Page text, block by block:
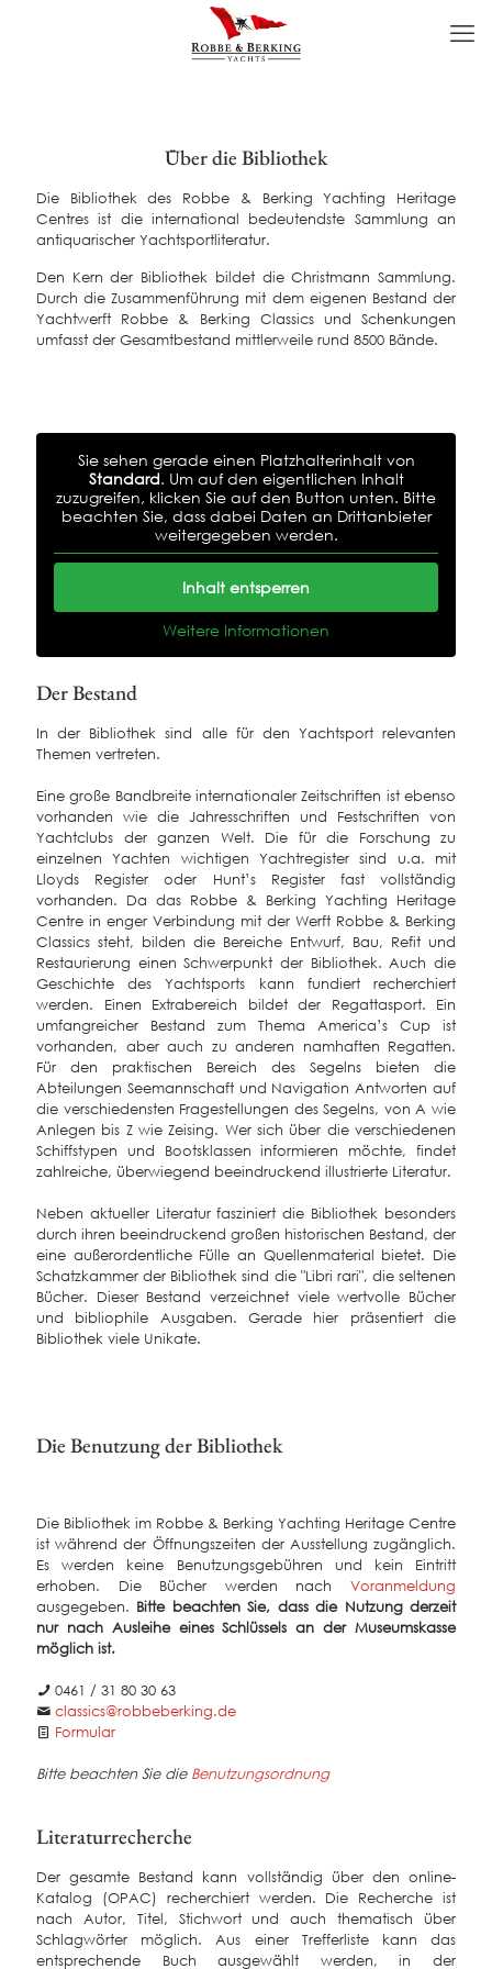
Über die Bibliothek
Die Bibliothek des Robbe & Berking Yachting Heritage
Centres ist die international bedeutendste Sammlung an
antiquarischer Yachtsportliteratur.
Den Kern der Bibliothek bildet die Christmann Sammlung.
Durch die Zusammenführung mit dem eigenen Bestand der
Yachtwerft Robbe & Berking Classics und Schenkungen
umfasst der Gesamtbestand mittlerweile rund 8500 Bände.
Sie sehen gerade einen Platzhalterinhalt von
Standard. Um auf den eigentlichen Inhalt
zuzugreifen, klicken Sie auf den Button unten. Bitte
beachten Sie, dass dabei Daten an Drittanbieter
weitergegeben werden.
Inhalt entsperren
Weitere Informationen
Der Bestand
In der Bibliothek sind alle für den Yachtsport relevanten
Themen vertreten.
Eine große Bandbreite internationaler Zeitschriften ist ebenso
vorhanden wie die Jahresschriften und Festschriften von
Yachtclubs der ganzen Welt. Die für die Forschung zu
einzelnen Yachten wichtigen Yachtregister sind u.a. mit
Lloyds Register oder Hunt’s Register fast vollständig
vorhanden. Da das Robbe & Berking Yachting Heritage
Centre in enger Verbindung mit der Werft Robbe & Berking
Classics steht, bilden die Bereiche Entwurf, Bau, Refit und
Restaurierung einen Schwerpunkt der Bibliothek. Auch die
Geschichte des Yachtsports kann fundiert recherchiert
werden. Einen Extrabereich bildet der Regattasport. Ein
umfangreicher Bestand zum Thema America’s Cup ist
vorhanden, aber auch zu anderen namhaften Regatten.
Für den praktischen Bereich des Segelns bieten die
Abteilungen Seemannschaft und Navigation Antworten auf
die verschiedensten Fragestellungen des Segelns, von A wie
Anlegen bis Z wie Zeising. Wer sich über die verschiedenen
Schiffstypen und Bootsklassen informieren möchte, findet
zahlreiche, überwiegend beeindruckend illustrierte Literatur.
Neben aktueller Literatur fasziniert die Bibliothek besonders
durch ihren beeindruckend großen historischen Bestand, der
eine außerordentliche Fülle an Quellenmaterial bietet. Die
Schatzkammer der Bibliothek sind die "Libri rari", die seltenen
Bücher. Dieser Bestand verzeichnet viele wertvolle Bücher
und bibliophile Ausgaben. Gerade hier präsentiert die
Bibliothek viele Unikate.
Die Benutzung der Bibliothek
Die Bibliothek im Robbe & Berking Yachting Heritage Centre
ist während der Öffnungszeiten der Ausstellung zugänglich.
Es werden keine Benutzungsgebühren und kein Eintritt
erhoben. Die Bücher werden nach Voranmeldung
ausgegeben. Bitte beachten Sie, dass die Nutzung derzeit
nur nach Ausleihe eines Schlüssels an der Museumskasse
möglich ist.
0461 / 31 80 30 63
classics@robbeberking.de
Formular
Bitte beachten Sie die Benutzungsordnung
Literaturrecherche
Der gesamte Bestand kann vollständig über den online-
Katalog (OPAC) recherchiert werden. Die Recherche ist
nach Autor, Titel, Stichwort und auch thematisch über
Schlagwörter möglich. Aus einer Trefferliste kann das
entsprechende Buch ausgewählt werden, in der